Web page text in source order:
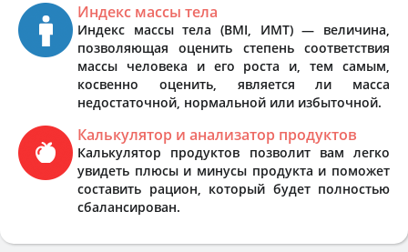
Индекс массы тела
Индекс массы тела (BMI, ИМТ) — величина,
позволяющая оценить степень соответствия
массы человека и его роста и, тем самым,
косвенно оценить, является ли масса
недостаточной, нормальной или избыточной.
Калькулятор и анализатор продуктов
Калькулятор продуктов позволит вам легко
увидеть плюсы и минусы продукта и поможет
составить рацион, который будет полностью
сбалансирован.